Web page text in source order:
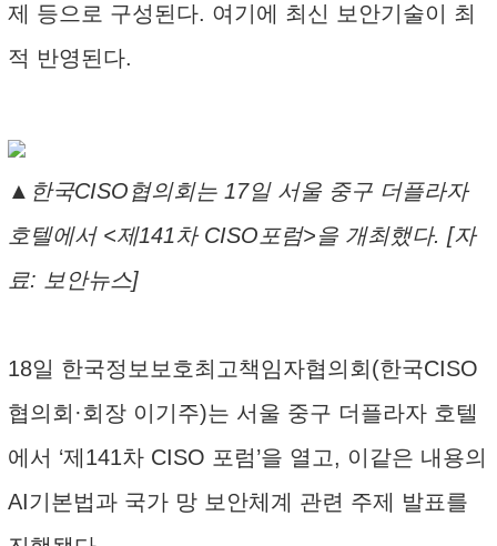
제 등으로 구성된다. 여기에 최신 보안기술이 최
적 반영된다.
▲한국CISO협의회는 17일 서울 중구 더플라자
호텔에서 <제141차 CISO포럼>을 개최했다. [자
료: 보안뉴스]
18일 한국정보보호최고책임자협의회(한국CISO
협의회·회장 이기주)는 서울 중구 더플라자 호텔
에서 ‘제141차 CISO 포럼’을 열고, 이같은 내용의
AI기본법과 국가 망 보안체계 관련 주제 발표를